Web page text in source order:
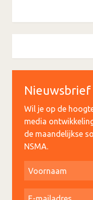
Nieuwsbrief
Wil je op de
media
de maandelijkse
NSMA.